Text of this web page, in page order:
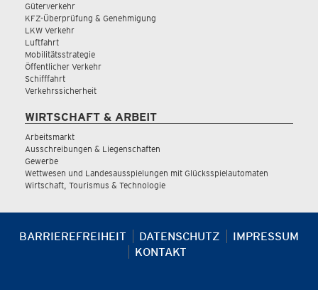
Güterverkehr
KFZ-Überprüfung & Genehmigung
LKW Verkehr
Luftfahrt
Mobilitätsstrategie
Öffentlicher Verkehr
Schifffahrt
Verkehrssicherheit
WIRTSCHAFT & ARBEIT
Arbeitsmarkt
Ausschreibungen & Liegenschaften
Gewerbe
Wettwesen und Landesausspielungen mit Glücksspielautomaten
Wirtschaft, Tourismus & Technologie
BARRIEREFREIHEIT DATENSCHUTZ
IMPRESSUM
KONTAKT